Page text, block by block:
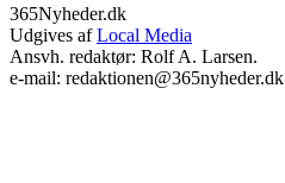
365Nyheder.dk
Udgives afLocal Media
Ansvh. redaktør: Rolf A. Larsen.
e-mail: redaktionen@365nyheder.dk